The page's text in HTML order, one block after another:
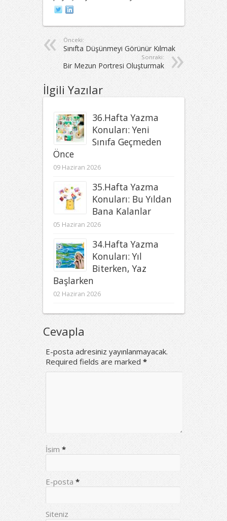
Önceki:
Sınıfta Düşünmeyi Görünür Kılmak
Sonraki:
Bir Mezun Portresi Oluşturmak
İlgili Yazılar
36.Hafta Yazma
Konuları: Yeni
Sınıfa Geçmeden
Önce
09 Haziran 2026
35.Hafta Yazma
Konuları: Bu Yıldan
Bana Kalanlar
05 Haziran 2026
34.Hafta Yazma
Konuları: Yıl
Biterken, Yaz
Başlarken
02 Haziran 2026
Cevapla
E-posta adresiniz yayınlanmayacak.
Required fields are marked *
İsim *
E-posta *
Siteniz